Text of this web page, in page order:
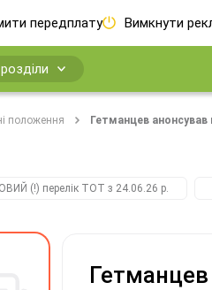
передплату Вимкнути
положення Гетманцев анонсував
(!) перелік ТОТ з 24.06.26 р.
Гетманцев